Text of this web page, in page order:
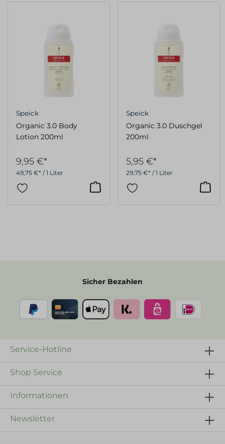
Speick
Organic 3.0 Body
Lotion 200ml
49,75 €* / 1 Liter
9,95 €*
Speick
Organic 3.0 Duschgel
200ml
29,75 €* / 1 Liter
5,95 €*
Sicher Bezahlen
Service-Hotline
Shop Service
Informationen
Newsletter